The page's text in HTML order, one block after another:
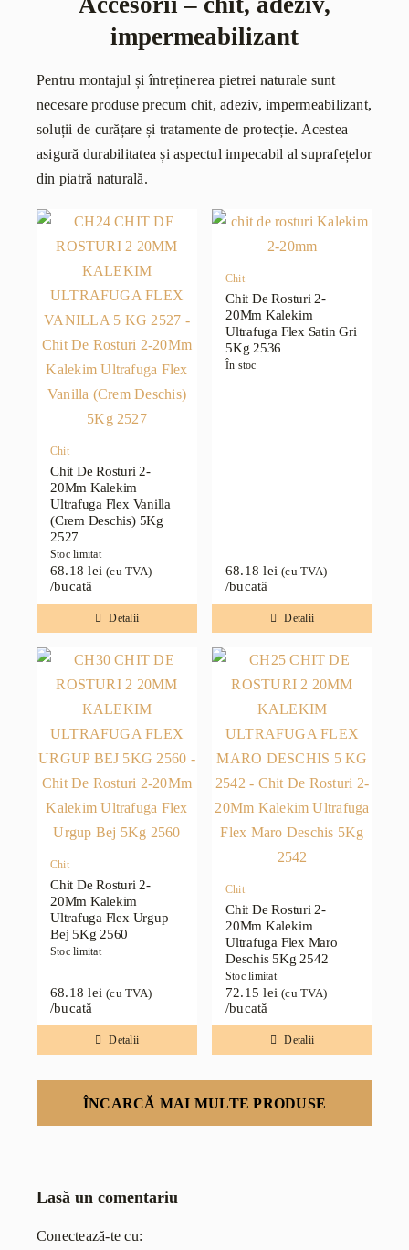
impermeabilizant
Pentru montajul și întreținerea pietrei naturale sunt
necesare produse precum chit, adeziv, impermeabilizant,
soluții de curățare și tratamente de protecție. Acestea
asigură durabilitatea și aspectul impecabil al suprafețelor
din piatră naturală.
Chit
Chit De Rosturi 2-
20Mm Kalekim
Ultrafuga Flex Vanilla
(Crem Deschis) 5Kg
2527
Stoc limitat
68.18lei (cu TVA)
/bucată
Detalii
Chit
Chit De Rosturi 2-
20Mm Kalekim
Ultrafuga Flex Satin Gri
5Kg 2536
În stoc
68.18lei (cu TVA)
/bucată
Detalii
Chit
Chit De Rosturi 2-
20Mm Kalekim
Ultrafuga Flex Urgup
Bej 5Kg 2560
Stoc limitat
68.18lei (cu TVA)
/bucată
Detalii
Chit
Chit De Rosturi 2-
20Mm Kalekim
Ultrafuga Flex Maro
Deschis 5Kg 2542
Stoc limitat
72.15lei (cu TVA)
/bucată
Detalii
ÎNCARCĂ MAI MULTE PRODUSE
Lasă un comentariu
Conectează-te cu: